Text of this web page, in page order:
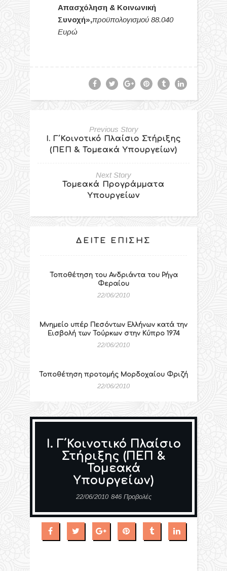
Απασχόληση & Κοινωνική
Συνοχή»,προϋπολογισμού 88.040
Ευρώ
Previous Story
I. Γ΄Κοινοτικό Πλαίσιο Στήριξης
(ΠΕΠ & Τομεακά Υπουργείων)
Next Story
Τομεακά Προγράμματα
Υπουργείων
ΔΕΊΤΕ ΕΠΊΣΗΣ
Τοποθέτηση του Ανδριάντα του Ρήγα
Φεραίου
22/06/2010
Μνημείο υπέρ Πεσόντων Ελλήνων κατά την
Εισβολή των Τούρκων στην Κύπρο 1974
22/06/2010
Τοποθέτηση προτομής Μορδοχαίου Φριζή
22/06/2010
I. Γ΄Κοινοτικό Πλαίσιο
Στήριξης (ΠΕΠ &
Τομεακά
Υπουργείων)
22/06/2010 846 Προβολές